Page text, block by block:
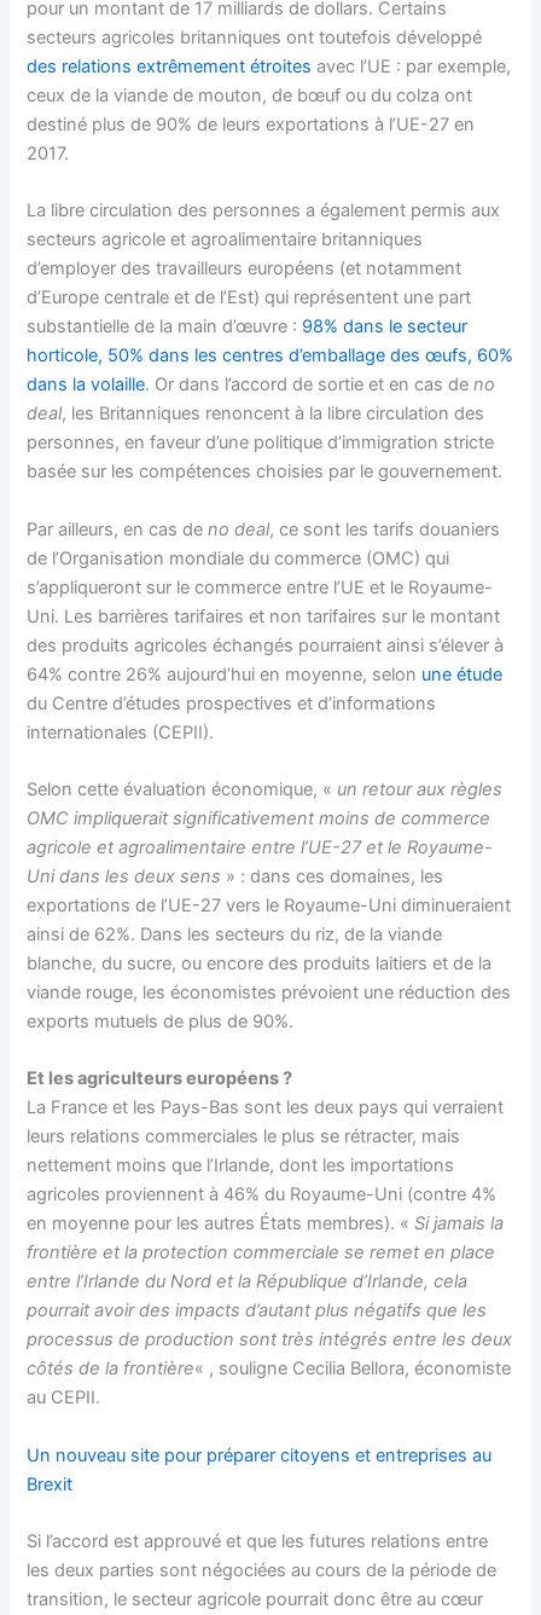
pour un montant de 17 milliards de dollars. Certains
secteurs agricoles britanniques ont toutefois développé
des relations extrêmement étroites avec l’UE : par exemple,
ceux de la viande de mouton, de bœuf ou du colza ont
destiné plus de 90% de leurs exportations à l’UE-27 en
2017.
La libre circulation des personnes a également permis aux
secteurs agricole et agroalimentaire britanniques
d’employer des travailleurs européens (et notamment
d’Europe centrale et de l’Est) qui représentent une part
substantielle de la main d’œuvre : 98% dans le secteur
horticole, 50% dans les centres d’emballage des œufs, 60%
dans la volaille. Or dans l’accord de sortie et en cas deno
deal, les Britanniques renoncent à la libre circulation des
personnes, en faveur d’une politique d’immigration stricte
basée sur les compétences choisies par le gouvernement.
Par ailleurs, en cas deno deal, ce sont les tarifs douaniers
de l’Organisation mondiale du commerce (OMC) qui
s’appliqueront sur le commerce entre l’UE et le Royaume-
Uni. Les barrières tarifaires et non tarifaires sur le montant
des produits agricoles échangés pourraient ainsi s’élever à
64% contre 26% aujourd’hui en moyenne, selon une étude
du Centre d’études prospectives et d’informations
internationales (CEPII).
Selon cette évaluation économique, « un retour aux règles
OMC impliquerait significativement moins de commerce
agricole et agroalimentaire entre l’UE-27 et le Royaume-
Uni dans les deux sens » : dans ces domaines, les
exportations de l’UE-27 vers le Royaume-Uni diminueraient
ainsi de 62%. Dans les secteurs du riz, de la viande
blanche, du sucre, ou encore des produits laitiers et de la
viande rouge, les économistes prévoient une réduction des
exports mutuels de plus de 90%.
Et les agriculteurs européens ?
La France et les Pays-Bas sont les deux pays qui verraient
leurs relations commerciales le plus se rétracter, mais
nettement moins que l’Irlande, dont les importations
agricoles proviennent à 46% du Royaume-Uni (contre 4%
en moyenne pour les autres États membres). «Si jamais la
frontière et la protection commerciale se remet en place
entre l’Irlande du Nord et la République d’Irlande, cela
pourrait avoir des impacts d’autant plus négatifs que les
processus de production sont très intégrés entre les deux
côtés de la frontière« , souligne Cecilia Bellora, économiste
au CEPII.
Un nouveau site pour préparer citoyens et entreprises au
Brexit
Si l’accord est approuvé et que les futures relations entre
les deux parties sont négociées au cours de la période de
transition, le secteur agricole pourrait donc être au cœur